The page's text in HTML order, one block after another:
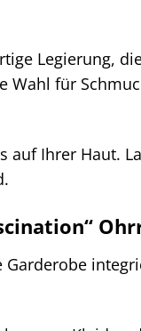
Legierung,
für
auf Ihrer Haut.